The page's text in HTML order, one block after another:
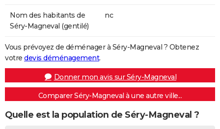
Nom des habitants de
Séry-Magneval (gentilé)
nc
Vous prévoyez de déménager à Séry-Magneval ? Obtenez
votre devis déménagement.
Donner mon avis sur Séry-Magneval
Comparer Séry-Magneval à une autre ville...
Quelle est la population de Séry-Magneval ?